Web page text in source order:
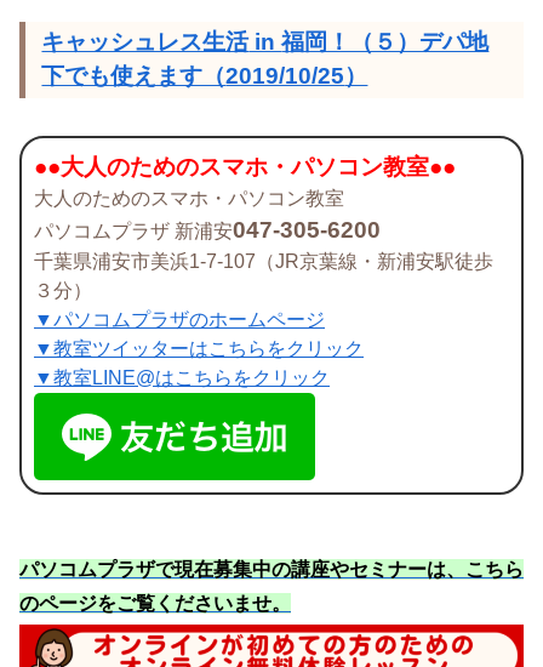
キャッシュレス生活in福岡！（５）デパ地
下でも使えます（2019/10/25）
●●大人のためのスマホ・パソコン教室●●
大人のためのスマホ・パソコン教室
パソコムプラザ 新浦安047-305-6200
千葉県浦安市美浜1-7-107（JR京葉線・新浦安駅徒歩
３分）
▼パソコムプラザのホームページ
▼教室ツイッターはこちらをクリック
▼教室 LINE@はこちらをクリック
パソコムプラザで現在募集中の講座やセミナーは、こちら
のページをご覧くださいませ。